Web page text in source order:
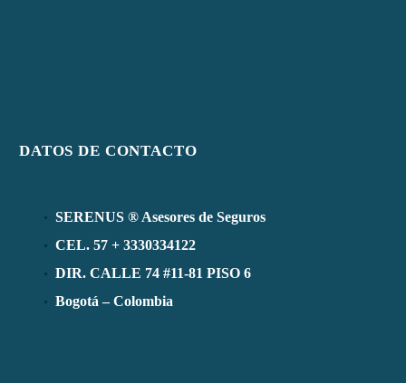
DATOS DE CONTACTO
SERENUS ® Asesores de Seguros
CEL. 57 + 3330334122
DIR. CALLE 74 #11-81 PISO 6
Bogotá – Colombia